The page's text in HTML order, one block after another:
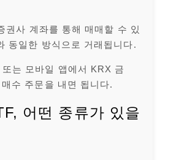
권사 계좌를 통해 매매할 수 있
동일한 방식으로 거래됩니다.
는 모바일 앱에서 KRX 금
수 주문을 내면 됩니다.
어떤 종류가 있을